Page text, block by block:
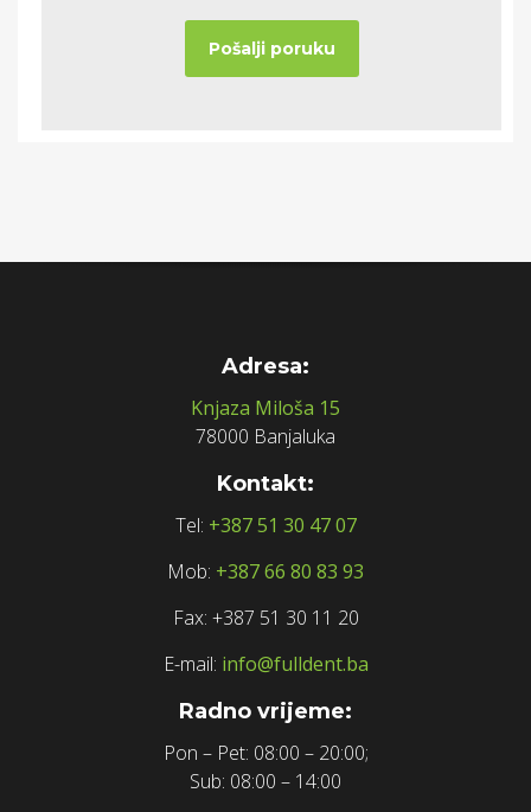
Adresa:
Knjaza Miloša 15
78000 Banjaluka
Kontakt:
Tel: +387 51 30 47 07
Mob: +387 66 80 83 93
Fax: +387 51 30 11 20
E-mail: info@fulldent.ba
Radno vrijeme:
Pon – Pet: 08:00 – 20:00;
Sub: 08:00 – 14:00